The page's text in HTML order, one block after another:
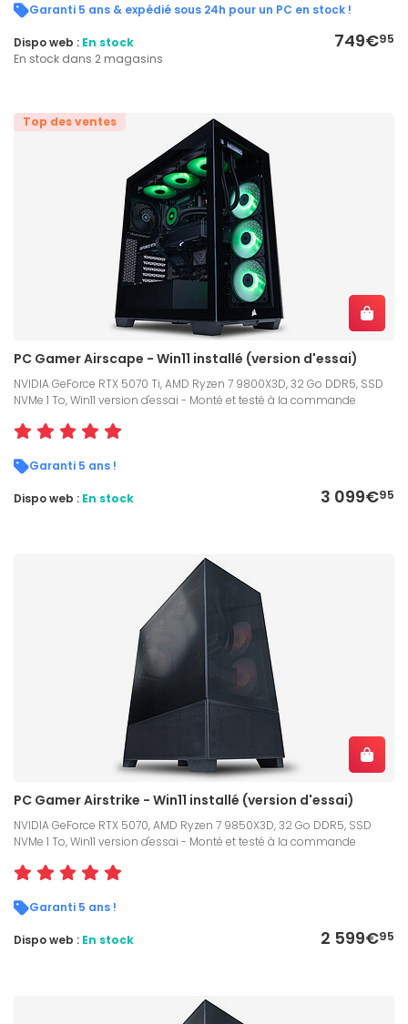
Garanti 5 ans & expédié sous 24h pour un PC en stock !
749€95
Dispo web : En stock
En stock dans 2 magasins
Top des ventes
PC Gamer Airscape - Win11 installé (version d'essai)
NVIDIA GeForce RTX 5070 Ti, AMD Ryzen 7 9800X3D, 32 Go DDR5, SSD
NVMe 1 To, Win11 version d'essai - Monté et testé à la commande
Garanti 5 ans !
3 099€95
Dispo web : En stock
PC Gamer Airstrike - Win11 installé (version d'essai)
NVIDIA GeForce RTX 5070, AMD Ryzen 7 9850X3D, 32 Go DDR5, SSD
NVMe 1 To, Win11 version d'essai - Monté et testé à la commande
Garanti 5 ans !
2 599€95
Dispo web : En stock